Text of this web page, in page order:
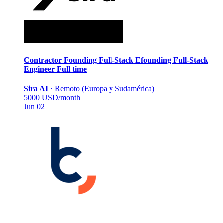
Contractor Founding Full-Stack Efounding Full-Stack
Engineer Full time
Sira AI · Remoto (Europa y Sudamérica)
5000 USD/month
Jun 02